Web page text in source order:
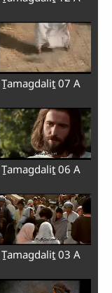
Ṯamagdaliṯ 07 A
Ṯamagdaliṯ 06 A
Ṯamagdaliṯ 03 A